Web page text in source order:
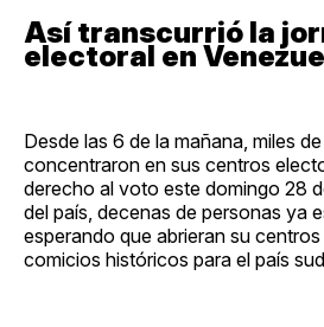
Así transcurrió la
electoral en
Desde las 6 de la mañana, miles
concentraron en sus centros
derecho al voto este domingo 28
del país, decenas de personas ya
esperando que abrieran su
comicios históricos para el país